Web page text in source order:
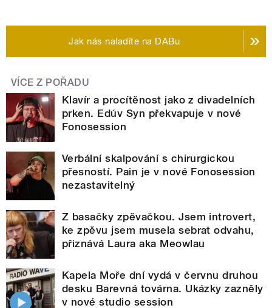
Jak nás naladíte na DABu
VÍCE Z POŘADU
Klavír a procítěnost jako z divadelních
prken. Edúv Syn překvapuje v nové
Fonosession
Verbální skalpování s chirurgickou
přesností. Pain je v nové Fonosession
nezastavitelný
Z basačky zpěvačkou. Jsem introvert,
ke zpěvu jsem musela sebrat odvahu,
přiznává Laura aka Meowlau
Kapela Moře dní vydá v červnu druhou
desku Barevná továrna. Ukázky zazněly
v nové studio session